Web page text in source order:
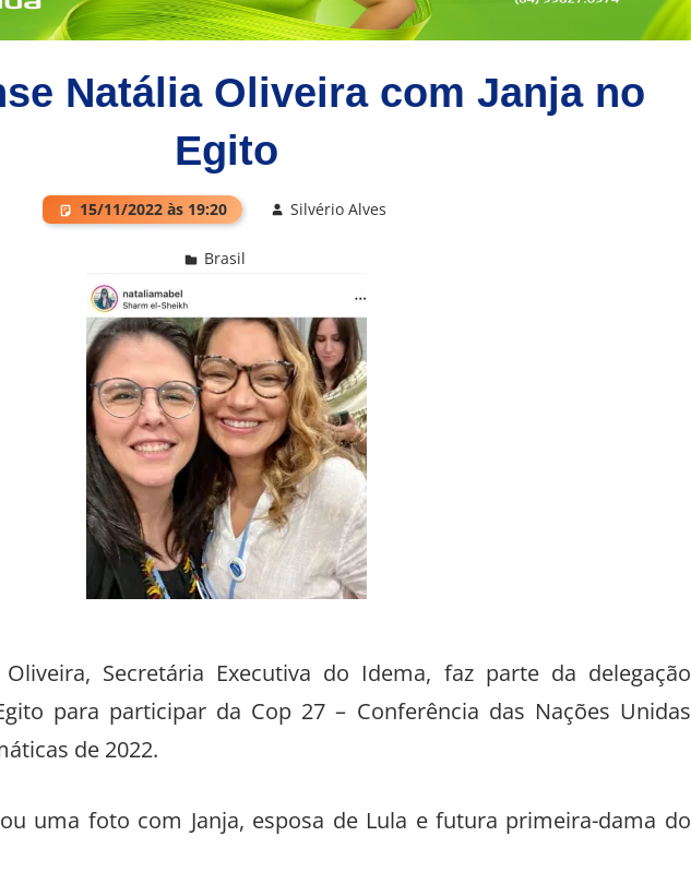
Natália Oliveira com Janja no
Egito
15/11/2022 às 19:20 Silvério Alves
Brasil
Secretária Executiva do Idema, faz parte da delegação
para participar da Cop 27 – Conferência das Nações Unidas
de 2022.
uma foto com Janja, esposa de Lula e futura primeira-dama do